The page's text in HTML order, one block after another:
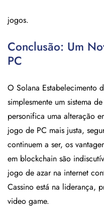
jogos.
Conclusão: Um
PC
O Solana Estabelecimento
simplesmente um sistema
personifica uma alteração
jogo de PC mais justa,
continuem a ser, os
em blockchain são
jogo de azar na internet
Cassino está na liderança,
video game.